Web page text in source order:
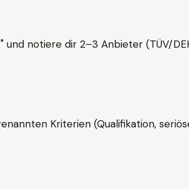
notiere dir 2–3 Anbieter (TÜV/
Kriterien (Qualifikation,